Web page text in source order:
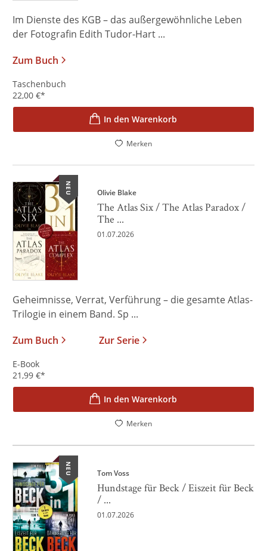
Im Dienste des KGB – das außergewöhnliche Leben
der Fotografin Edith Tudor-Hart ...
Zum Buch
Taschenbuch
22,00 €*
In den Warenkorb
Merken
NEU Olivie Blake
The Atlas Six / The Atlas Paradox /
The ...
01.07.2026
Geheimnisse, Verrat, Verführung – die gesamte Atlas-
Trilogie in einem Band. Sp ...
Zum Buch
Zur Serie
E-Book
21,99 €*
In den Warenkorb
Merken
NEU Tom Voss
Hundstage für Beck / Eiszeit für Beck
/ ...
01.07.2026